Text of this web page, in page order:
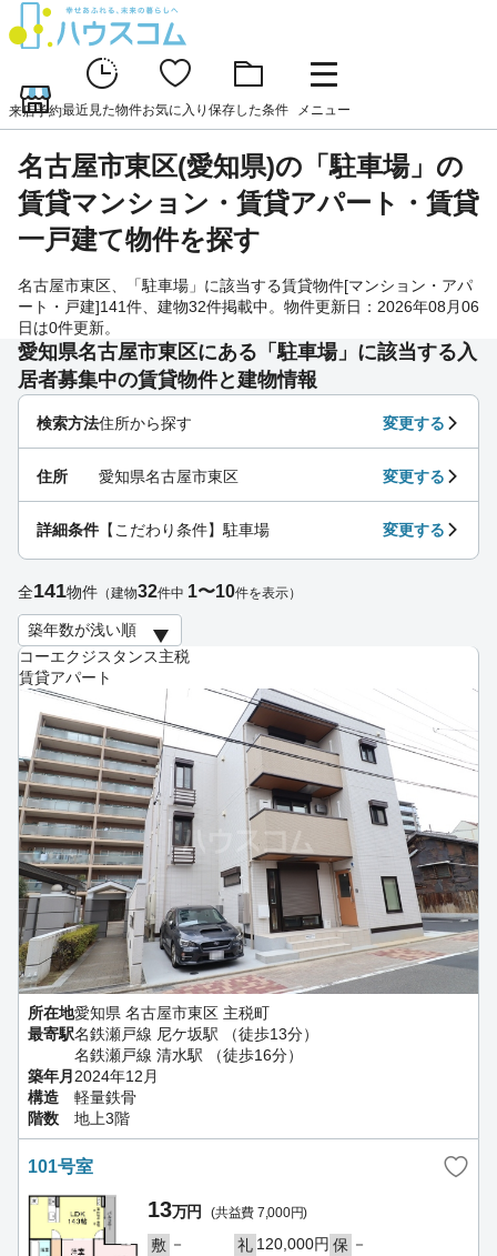
来店予約最近見た物件お気に入り 保存した条件 メニュー
名古屋市東区(愛知県)の「駐車場」の
賃貸マンション・賃貸アパート・賃貸
一戸建て物件を探す
名古屋市東区、「駐車場」に該当する賃貸物件[マンション・アパ
ート・戸建]141件、建物32件掲載中。物件更新日：2026年08月06
日は0件更新。
愛知県名古屋市東区にある「駐車場」に該当する入
居者募集中の賃貸物件と建物情報
コーエクジスタンス主税
賃貸アパート
所在地愛知県 名古屋市東区 主税町
最寄駅名鉄瀬戸線 尼ケ坂駅 （徒歩13分）
名鉄瀬戸線 清水駅 （徒歩16分）
築年月 2024年12月
構造
軽量鉄骨
階数
地上3階
101号室
13万円 (共益費 7,000円)
敷 － 礼 120,000円 保 －
検索方法住所から探す 変更する
住所 愛知県名古屋市東区 変更する
詳細条件 【こだわり条件】駐車場 変更する
全141物件 （建物32件中 1〜10件を表示）